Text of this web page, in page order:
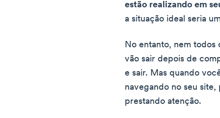
estão realizando em
a situação ideal seria
No entanto, nem todos
vão sair depois de
e sair. Mas quando
navegando no seu
prestando atenção.